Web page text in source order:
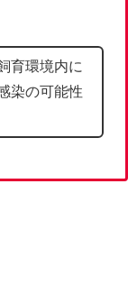
育環境内に
染の可能性